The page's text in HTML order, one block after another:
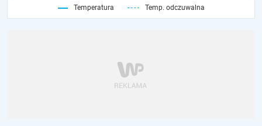
Temperatura Temp. odczuwalna